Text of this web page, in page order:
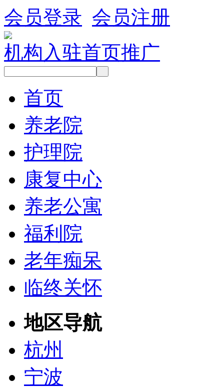
会员登录 会员注册
机构入驻首页推广
首页
养老院
护理院
康复中心
养老公寓
福利院
老年痴呆
临终关怀
地区导航
杭州
宁波